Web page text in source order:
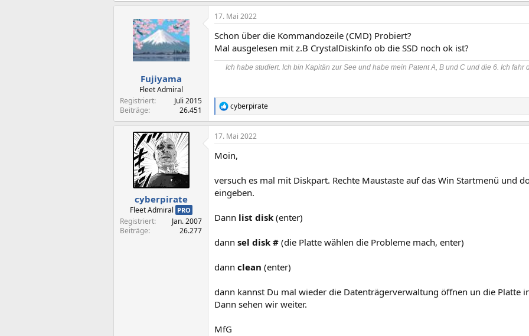
Fujiyama
Fleet Admiral
Registriert
Juli 2015
Beiträge
26.451
17. Mai 2022
Schon über die Kommandozeile (CMD) Probiert?
Mal ausgelesen mit z.B CrystalDiskinfo ob die SSD noch ok ist?
Ich habe studiert. Ich bin Kapitän zur See und habe mein Patent A, B und C und die 6. Ich
R
e
a
k
i
e
n
cyberpirate
cyberpirate
Fleet Admiral PRO
Registriert
Jan. 2007
Beiträge
26.277
17. Mai 2022
Moin,
versuch es mal mit Diskpart. Rechte Maustaste auf das Win Startmenü und
eingeben.
Dann list disk (enter)
dann sel disk # (die Platte wählen die Probleme mach, enter)
dann clean (enter)
dann kannst Du mal wieder die Datenträgerverwaltung öffnen un die Platte
Dann sehen wir weiter.
MfG